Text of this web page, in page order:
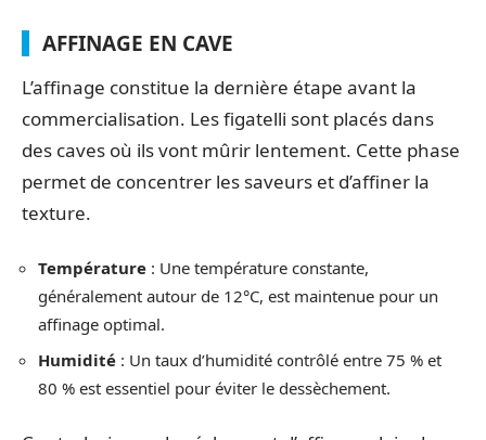
AFFINAGE EN CAVE
L’affinage constitue la dernière étape avant la
commercialisation. Les figatelli sont placés dans
des caves où ils vont mûrir lentement. Cette phase
permet de concentrer les saveurs et d’affiner la
texture.
Température : Une température constante,
généralement autour de 12°C, est maintenue pour un
affinage optimal.
Humidité : Un taux d’humidité contrôlé entre 75 % et
80 % est essentiel pour éviter le dessèchement.